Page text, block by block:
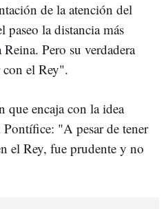
de la atención del
la distancia más
Pero su verdadera
con el Rey".
que encaja con la idea
"A pesar de tener
el Rey, fue prudente y no